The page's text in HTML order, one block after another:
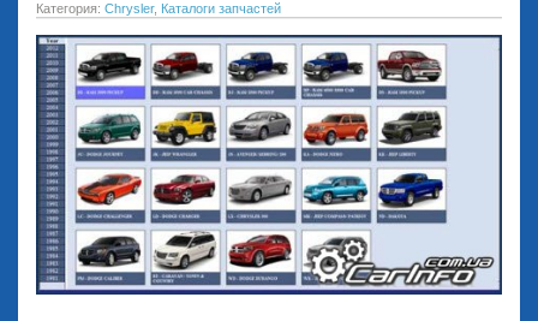
Категория: Chrysler, Каталоги запчастей